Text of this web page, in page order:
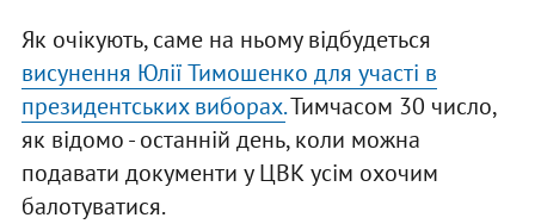
Як очікують, саме на ньому відбудеться
висунення Юлії Тимошенко для участі в
президентських виборах.Тимчасом 30 число,
як відомо - останній день, коли можна
подавати документи у ЦВК усім охочим
балотуватися.